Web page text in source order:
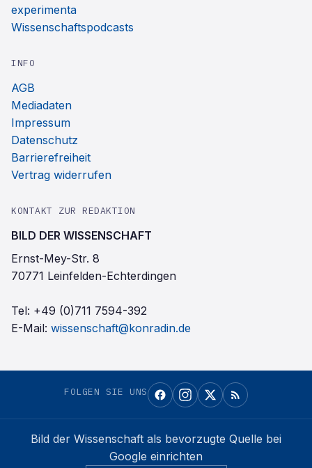
experimenta
Wissenschaftspodcasts
INFO
AGB
Mediadaten
Impressum
Datenschutz
Barrierefreiheit
Vertrag widerrufen
KONTAKT ZUR REDAKTION
BILD DER WISSENSCHAFT
Ernst-Mey-Str. 8
70771 Leinfelden-Echterdingen
Tel: +49 (0)711 7594-392
E-Mail: wissenschaft@konradin.de
FOLGEN SIE UNS
Bild der Wissenschaft als bevorzugte Quelle bei
Google einrichten